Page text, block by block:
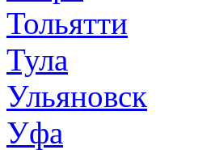
Тольятти
Тула
Ульяновск
Уфа